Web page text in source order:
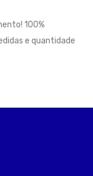
100%
e quantidade